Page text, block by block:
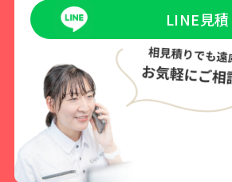
LINE見積